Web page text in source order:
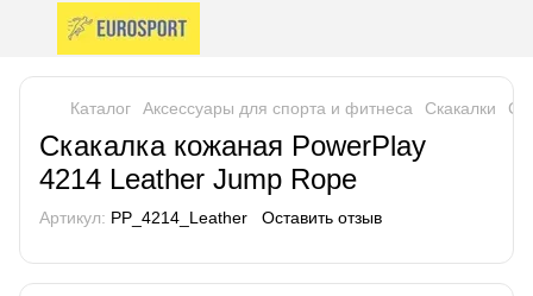
Каталог Аксессуары для спорта и фитнеса Скакалки
Скакалка кожаная PowerPlay
4214 Leather Jump Rope
Артикул: PP_4214_Leather Оставить отзыв